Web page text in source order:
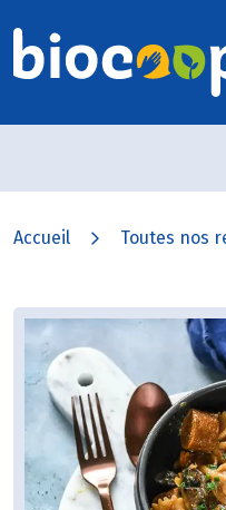
Accueil Toutes nos